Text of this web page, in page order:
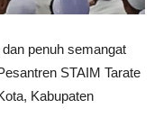
penuh semangat
STAIM Tarate
Kabupaten